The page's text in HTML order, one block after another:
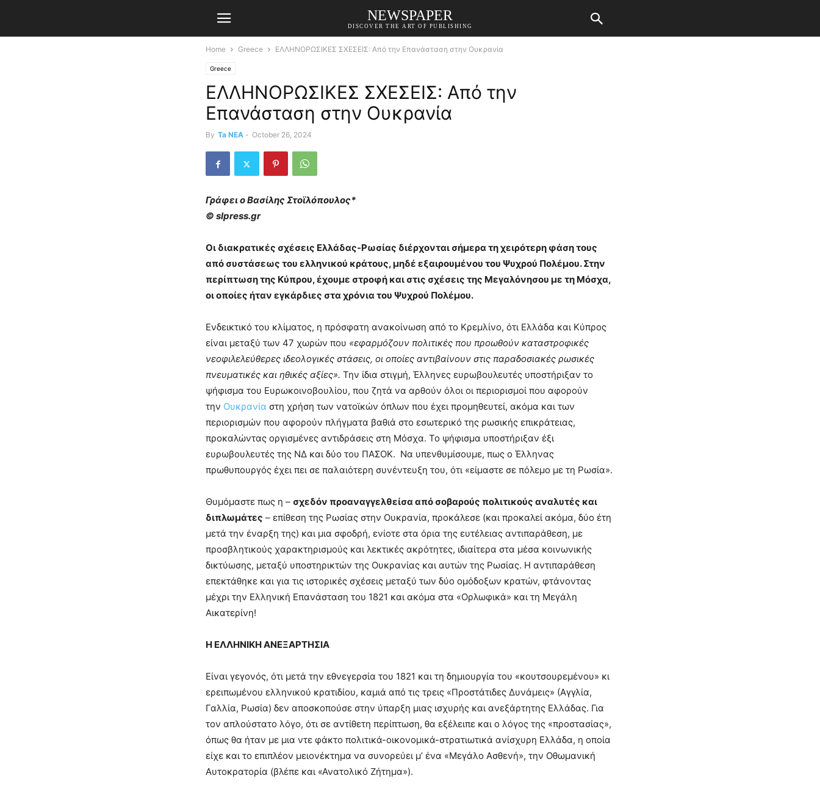
NEWSPAPER
DISCOVER THE ART OF PUBLISHING
Home Greece ΕΛΛΗΝΟΡΩΣΙΚΕΣ ΣΧΕΣΕΙΣ: Από την Επανάσταση στην Ουκρανία
Greece
ΕΛΛΗΝΟΡΩΣΙΚΕΣ ΣΧΕΣΕΙΣ: Από την
Επανάσταση στην Ουκρανία
By Ta NEA - October 26, 2024
Γράφει ο Βασίλης Στοϊλόπουλος*
© slpress.gr
Οι διακρατικές σχέσεις Ελλάδας-Ρωσίας διέρχονται σήμερα τη χειρότερη φάση τους
από συστάσεως του ελληνικού κράτους, μηδέ εξαιρουμένου του Ψυχρού Πολέμου. Στην
περίπτωση της Κύπρου, έχουμε στροφή και στις σχέσεις της Μεγαλόνησου με τη Μόσχα,
οι οποίες ήταν εγκάρδιες στα χρόνια του Ψυχρού Πολέμου.
Ενδεικτικό του κλίματος, η πρόσφατη ανακοίνωση από το Κρεμλίνο, ότι Ελλάδα και Κύπρος
είναι μεταξύ των 47 χωρών που «εφαρμόζουν πολιτικές που προωθούν καταστροφικές
νεοφιλελεύθερες ιδεολογικές στάσεις, οι οποίες αντιβαίνουν στις παραδοσιακές ρωσικές
πνευματικές και ηθικές αξίες». Την ίδια στιγμή, Έλληνες ευρωβουλευτές υποστήριξαν το
ψήφισμα του Ευρωκοινοβουλίου, που ζητά να αρθούν όλοι οι περιορισμοί που αφορούν
την Ουκρανία στη χρήση των νατοϊκών όπλων που έχει προμηθευτεί, ακόμα και των
περιορισμών που αφορούν πλήγματα βαθιά στο εσωτερικό της ρωσικής επικράτειας,
προκαλώντας οργισμένες αντιδράσεις στη Μόσχα. Το ψήφισμα υποστήριξαν έξι
ευρωβουλευτές της ΝΔ και δύο του ΠΑΣΟΚ. Να υπενθυμίσουμε, πως ο Έλληνας
πρωθυπουργός έχει πει σε παλαιότερη συνέντευξη του, ότι «είμαστε σε πόλεμο με τη Ρωσία».
Θυμόμαστε πως η – σχεδόν προαναγγελθείσα από σοβαρούς πολιτικούς αναλυτές και
διπλωμάτες – επίθεση της Ρωσίας στην Ουκρανία, προκάλεσε (και προκαλεί ακόμα, δύο έτη
μετά την έναρξη της) και μια σφοδρή, ενίοτε στα όρια της ευτέλειας αντιπαράθεση, με
προσβλητικούς χαρακτηρισμούς και λεκτικές ακρότητες, ιδιαίτερα στα μέσα κοινωνικής
δικτύωσης, μεταξύ υποστηρικτών της Ουκρανίας και αυτών της Ρωσίας. Η αντιπαράθεση
επεκτάθηκε και για τις ιστορικές σχέσεις μεταξύ των δύο ομόδοξων κρατών, φτάνοντας
μέχρι την Ελληνική Επανάσταση του 1821 και ακόμα στα «Ορλωφικά» και τη Μεγάλη
Αικατερίνη!
Η ΕΛΛΗΝΙΚΗ ΑΝΕΞΑΡΤΗΣΙΑ
Είναι γεγονός, ότι μετά την εθνεγερσία του 1821 και τη δημιουργία του «κουτσουρεμένου» κι
ερειπωμένου ελληνικού κρατιδίου, καμιά από τις τρεις «Προστάτιδες Δυνάμεις» (Αγγλία,
Γαλλία, Ρωσία) δεν αποσκοπούσε στην ύπαρξη μιας ισχυρής και ανεξάρτητης Ελλάδας. Για
τον απλούστατο λόγο, ότι σε αντίθετη περίπτωση, θα εξέλειπε και ο λόγος της «προστασίας»,
όπως θα ήταν με μια ντε φάκτο πολιτικά-οικονομικά-στρατιωτικά ανίσχυρη Ελλάδα, η οποία
είχε και το επιπλέον μειονέκτημα να συνορεύει μ’ ένα «Μεγάλο Ασθενή», την Οθωμανική
Αυτοκρατορία (βλέπε και «Ανατολικό Ζήτημα»).